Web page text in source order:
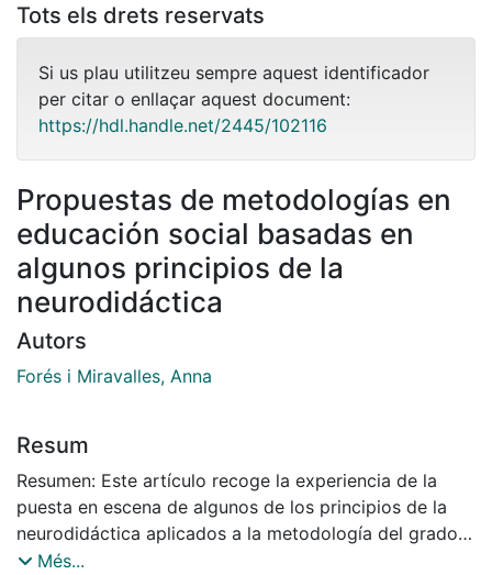
Tots els drets reservats
Si us plau utilitzeu sempre aquest identificador
per citar o enllaçar aquest document:
https://hdl.handle.net/2445/102116
Propuestas de metodologías en
educación social basadas en
algunos principios de la
neurodidáctica
Autors
Forés i Miravalles, Anna
Resum
Resumen: Este artículo recoge la experiencia de la
puesta en escena de algunos de los principios de la
neurodidáctica aplicados a la metodología del grado
de Educación Social de la Facultad de Pedagogía de la
Més...